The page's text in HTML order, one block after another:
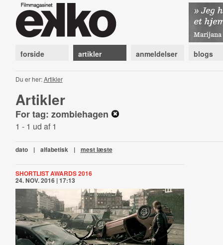
forside artikler anmeldelser blogs
Du er her:Artikler
Artikler
For tag: zombiehagen
1 - 1 ud af 1
dato | alfabetisk | mest læste
SHORTLIST AWARDS 2016
24. NOV. 2016 | 17:13